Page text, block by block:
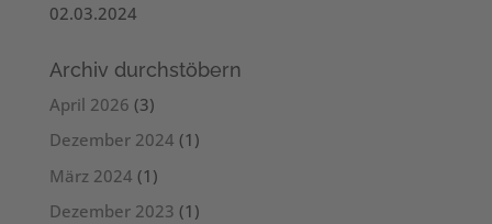
02.03.2024
Archiv durchstöbern
April 2026 (3)
Dezember 2024 (1)
März 2024 (1)
Dezember 2023 (1)